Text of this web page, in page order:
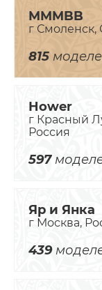
MMMBB
г Смоленск,
815
Hower
г Красный
Россия
597
Яр и Янка
г Москва,
439